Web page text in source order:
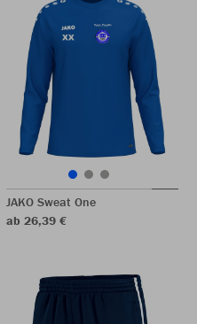
JAKO Sweat One
ab 26,39 €